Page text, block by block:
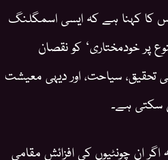
کا کہنا ہے کہ ایسی اسمگلنگ
پر خودمختاری‘ کو نقصان
تحقیق، سیاحت، اور دیہی معیشت
سکتی ہے۔
اگر ان چونٹیوں کی افزائش مقامی